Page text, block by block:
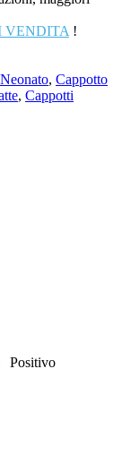
VENDITA !
, Cappotto
, Cappotti
Positivo